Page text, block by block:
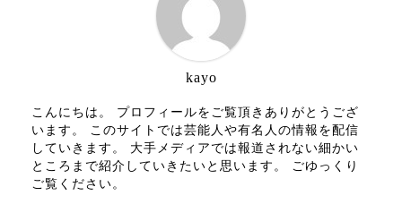
kayo
こんにちは。 プロフィールをご覧頂きありがとうござ
います。 このサイトでは芸能人や有名人の情報を配信
していきます。 大手メディアでは報道されない細かい
ところまで紹介していきたいと思います。 ごゆっくり
ご覧ください。